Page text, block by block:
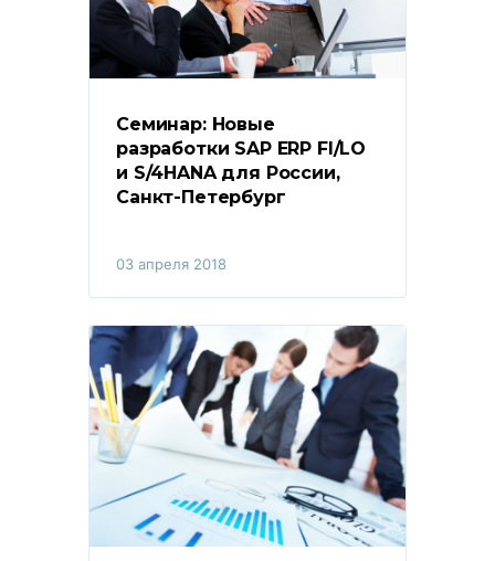
Семинар: Новые
разработки SAP ERP FI/LO
и S/4HANA для России,
Санкт-Петербург
03 апреля 2018